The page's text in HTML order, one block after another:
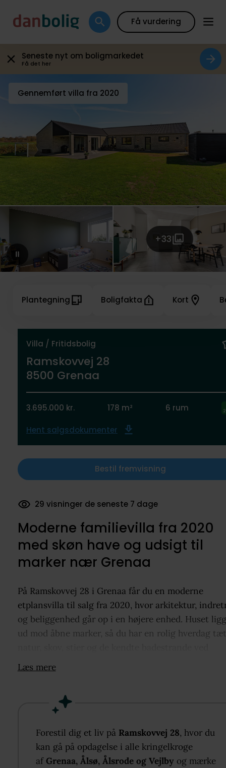
Få vurdering
Seneste nyt om boligmarkedet
Få det her
+33
Gennemført villa fra 2020
Villa / Fritidsbolig
Ramskovvej 28
8500 Grenaa
3.695.000 kr. 178 m² 6 rum
Hent salgsdokumenter
Bestil fremvisning
Plantegning Boligfakta Kort
19 dokumenter downloadet
Moderne familievilla fra 2020
med skøn have og udsigt til
marker nær Grenaa
På Ramskovvej 28 i Grenaa får du en moderne
etplansvilla til salg fra 2020, hvor arkitektur,
og beliggenhed går op i en højere enhed. Huset
ud mod åbne marker, så du har en rolig hverdag
Kattegat, samtidig med at du har kort køreafstand
med et stort køkkenalrum og stue i åben
opdeling i voksen- og børneafdeling med fem
og to badeværelser. En stor dobbelt garage og
velanlagte udearealer med både åbne og
Læs mere
Forestil dig et liv på Ramskovvej 28, hvor du
kan gå på opdagelse i alle kringelkroge
af Grenaa, Ålsø, Ålsrode og Vejlby og mærke
Galleri Plantegning Boligfakta Kort